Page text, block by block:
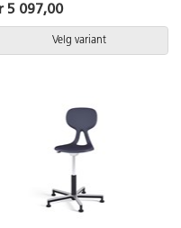
har en mekanisme som
Enkel rengjøring. Skall
Børstet
5 097,00
Velg variant